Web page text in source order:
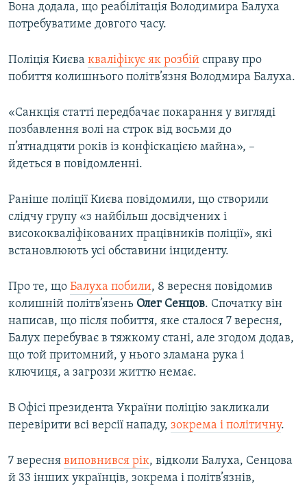
Вона додала, що реабілітація Володимира Балуха
потребуватиме довгого часу.
Поліція Києва кваліфікує як розбій справу про
побиття колишнього політв’язня Володмира Балуха.
«Санкція статті передбачає покарання у вигляді
позбавлення волі на строк від восьми до
п’ятнадцяти років із конфіскацією майна», –
йдеться в повідомленні.
Раніше поліції Києва повідомили, що створили
слідчу групу «з найбільш досвідчених і
висококваліфікованих працівників поліції», які
встановлюють усі обставини інциденту.
Про те, що Балуха побили, 8 вересня повідомив
колишній політв’язень Олег Сенцов. Спочатку він
написав, що після побиття, яке сталося 7 вересня,
Балух перебуває в тяжкому стані, але згодом додав,
що той притомний, у нього зламана рука і
ключиця, а загрози життю немає.
В Офісі президента України поліцію закликали
перевірити всі версії нападу, зокрема і політичну.
7 вересня виповнився рік, відколи Балуха, Сенцова
й 33 інших українців, зокрема і політв’язнів,